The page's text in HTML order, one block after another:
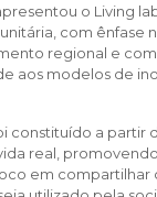
o Living
com ênfase
regional e
aos modelos de
constituído a partir
real,
em